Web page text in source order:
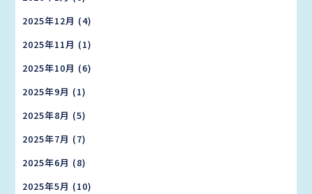
2025年12月 (4)
2025年11月 (1)
2025年10月 (6)
2025年9月 (1)
2025年8月 (5)
2025年7月 (7)
2025年6月 (8)
2025年5月 (10)